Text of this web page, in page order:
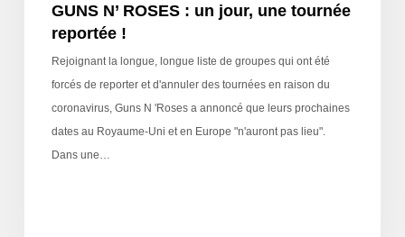
GUNS N’ ROSES : un jour, une tournée
reportée !
Rejoignant la longue, longue liste de groupes qui ont été
forcés de reporter et d'annuler des tournées en raison du
coronavirus, Guns N 'Roses a annoncé que leurs prochaines
dates au Royaume-Uni et en Europe "n'auront pas lieu".
Dans une…